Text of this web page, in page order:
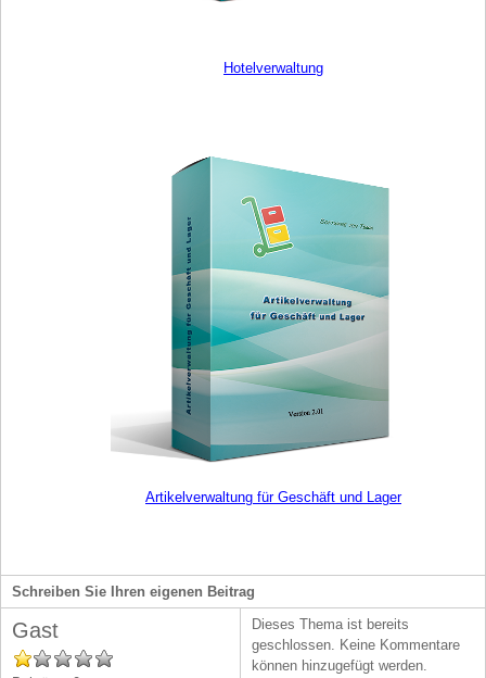
Hotelverwaltung
Artikelverwaltung für Geschäft und Lager
Schreiben Sie Ihren eigenen Beitrag
Gast
Dieses Thema ist bereits
geschlossen. Keine Kommentare
können hinzugefügt werden.